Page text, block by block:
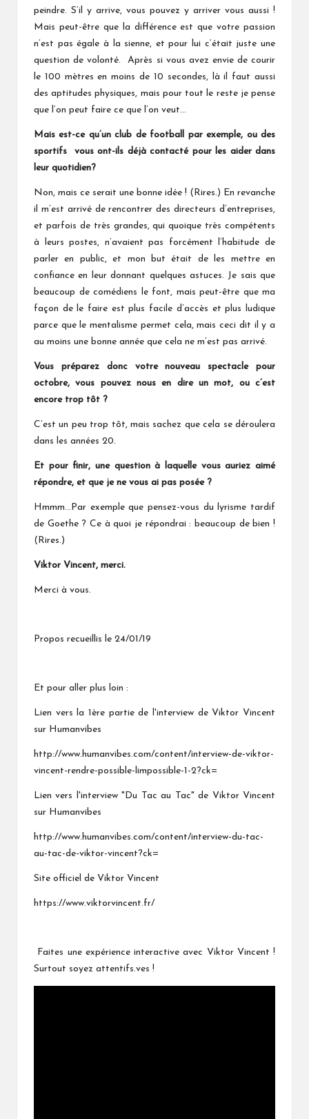
peindre. S’il y arrive, vous pouvez y arriver vous aussi !
Mais peut-être que la différence est que votre passion
n’est pas égale à la sienne, et pour lui c’était juste une
question de volonté. Après si vous avez envie de courir
le 100 mètres en moins de 10 secondes, là il faut aussi
des aptitudes physiques, mais pour tout le reste je pense
que l’on peut faire ce que l’on veut…
Mais est-ce qu’un club de football par exemple, ou des
sportifs vous ont-ils déjà contacté pour les aider dans
leur quotidien?
Non, mais ce serait une bonne idée ! (Rires.) En revanche
il m’est arrivé de rencontrer des directeurs d’entreprises,
et parfois de très grandes, qui quoique très compétents
à leurs postes, n’avaient pas forcément l’habitude de
parler en public, et mon but était de les mettre en
confiance en leur donnant quelques astuces. Je sais que
beaucoup de comédiens le font, mais peut-être que ma
façon de le faire est plus facile d’accès et plus ludique
parce que le mentalisme permet cela, mais ceci dit il y a
au moins une bonne année que cela ne m’est pas arrivé.
Vous préparez donc votre nouveau spectacle pour
octobre, vous pouvez nous en dire un mot, ou c’est
encore trop tôt ?
C’est un peu trop tôt, mais sachez que cela se déroulera
dans les années 20.
Et pour finir, une question à laquelle vous auriez aimé
répondre, et que je ne vous ai pas posée ?
Hmmm…Par exemple que pensez-vous du lyrisme tardif
de Goethe ? Ce à quoi je répondrai : beaucoup de bien !
(Rires.)
Viktor Vincent, merci.
Merci à vous.
Propos recueillis le 24/01/19
Et pour aller plus loin :
Lien vers la 1ère partie de l'interview de Viktor Vincent
sur Humanvibes
http://www.humanvibes.com/content/interview-de-viktor-
vincent-rendre-possible-limpossible-1-2?ck=
Lien vers l'interview "Du Tac au Tac" de Viktor Vincent
sur Humanvibes
http://www.humanvibes.com/content/interview-du-tac-
au-tac-de-viktor-vincent?ck=
Site officiel de Viktor Vincent
https://www.viktorvincent.fr/
Faites une expérience interactive avec Viktor Vincent !
Surtout soyez attentifs.ves !